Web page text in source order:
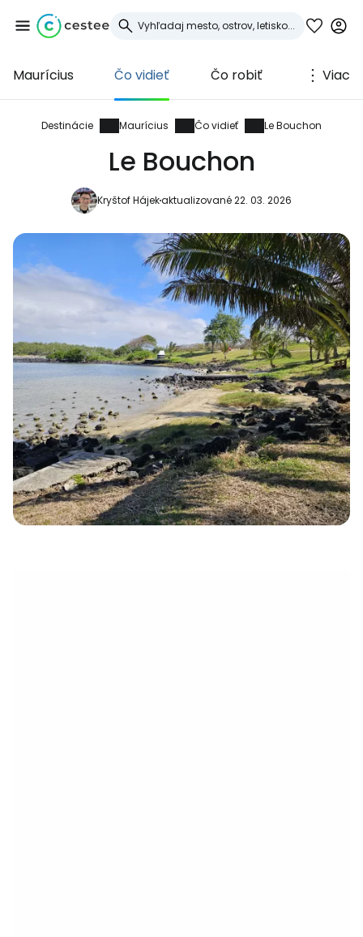
Maurícius Čo vidieť Čo robiť Viac
Destinácie Maurícius Čo vidieť Le Bouchon
Le Bouchon
Kryštof Hájekaktualizované 22. 03. 2026
Prihláste sa do
služby Cestee
... celosvetovej komunity cestovateľov
Pokračovať na Facebooku
Pokračovať s e-mailom